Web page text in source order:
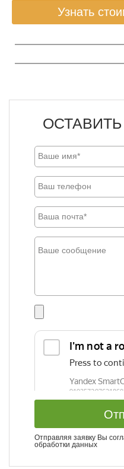
Узнать
Отправляя заявку Вы
обработки данных